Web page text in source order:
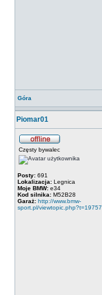
Góra
Piomar01
Częsty bywalec
Posty: 691
Lokalizacja: Legnica
Moje BMW: e34
Kod silnika: M52B28
Garaż: http://www.bmw-
sport.pl/viewtopic.php?t=19757